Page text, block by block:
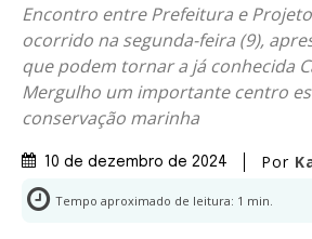
Encontro entre Prefeitura e
ocorrido na segunda-feira (9),
que podem tornar a já conhecida
Mergulho um importante centro
conservação marinha
10 de dezembro de 2024 Por
Tempo aproximado de leitura: 1 min.